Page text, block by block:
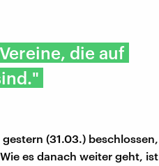
die auf
(31.03.) beschlossen,
es danach weiter geht, ist